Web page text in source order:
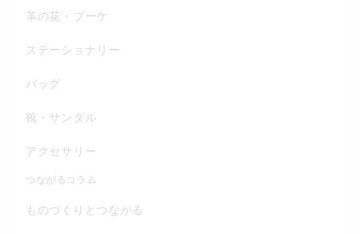
革の花・ブーケ
ステーショナリー
バッグ
靴・サンダル
アクセサリー
つながるコラム
ものづくりとつながる